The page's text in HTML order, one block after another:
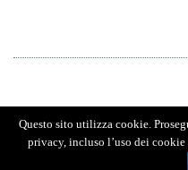
Questo sito utilizza cookie.
privacy, incluso l’uso dei